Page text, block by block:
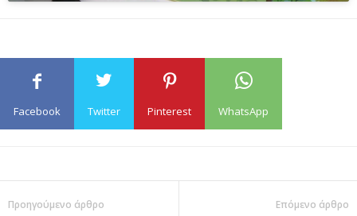
Facebook Twitter Pinterest WhatsApp
Προηγούμενο άρθρο Επόμενο άρθρο